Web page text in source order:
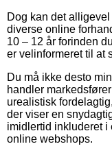
Dog kan det
diverse online
10 – 12 år forinden
er velinformeret til at
Du må ikke desto
handler
urealistisk
der viser en
imidlertid inkluderet i
online webshops.